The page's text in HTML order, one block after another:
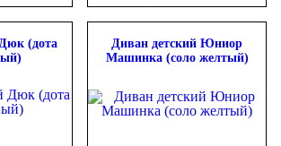
(дота
Диван детский Юниор
Машинка (соло желтый)